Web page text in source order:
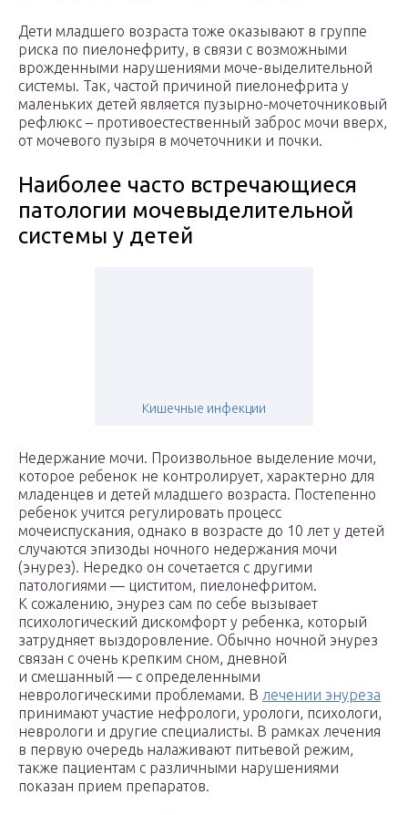
Дети младшего возраста тоже оказывают в группе
риска по пиелонефриту, в связи с возможными
врожденными нарушениями моче-выделительной
системы. Так, частой причиной пиелонефрита у
маленьких детей является пузырно-мочеточниковый
рефлюкс – противоестественный заброс мочи вверх,
от мочевого пузыря в мочеточники и почки.
Наиболее часто встречающиеся
патологии мочевыделительной
системы у детей
Кишечные инфекции
Недержание мочи. Произвольное выделение мочи,
которое ребенок не контролирует, характерно для
младенцев и детей младшего возраста. Постепенно
ребенок учится регулировать процесс
мочеиспускания, однако в возрасте до 10 лет у детей
случаются эпизоды ночного недержания мочи
(энурез). Нередко он сочетается с другими
патологиями — циститом, пиелонефритом.
К сожалению, энурез сам по себе вызывает
психологический дискомфорт у ребенка, который
затрудняет выздоровление. Обычно ночной энурез
связан с очень крепким сном, дневной
и смешанный — с определенными
неврологическими проблемами. В лечении энуреза
принимают участие нефрологи, урологи, психологи,
неврологи и другие специалисты. В рамках лечения
в первую очередь налаживают питьевой режим,
также пациентам с различными нарушениями
показан прием препаратов.